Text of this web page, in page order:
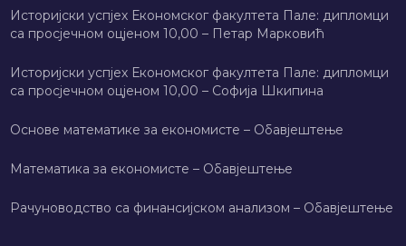
Историјски успјех Економског факултета Пале: дипломци
са просјечном оцјеном 10,00 – Петар Марковић
Историјски успјех Економског факултета Пале: дипломци
са просјечном оцјеном 10,00 – Софија Шкипина
Основе математике за економисте – Обавјештење
Математика за економисте – Обавјештење
Рачуноводство са финансијском анализом – Обавјештење